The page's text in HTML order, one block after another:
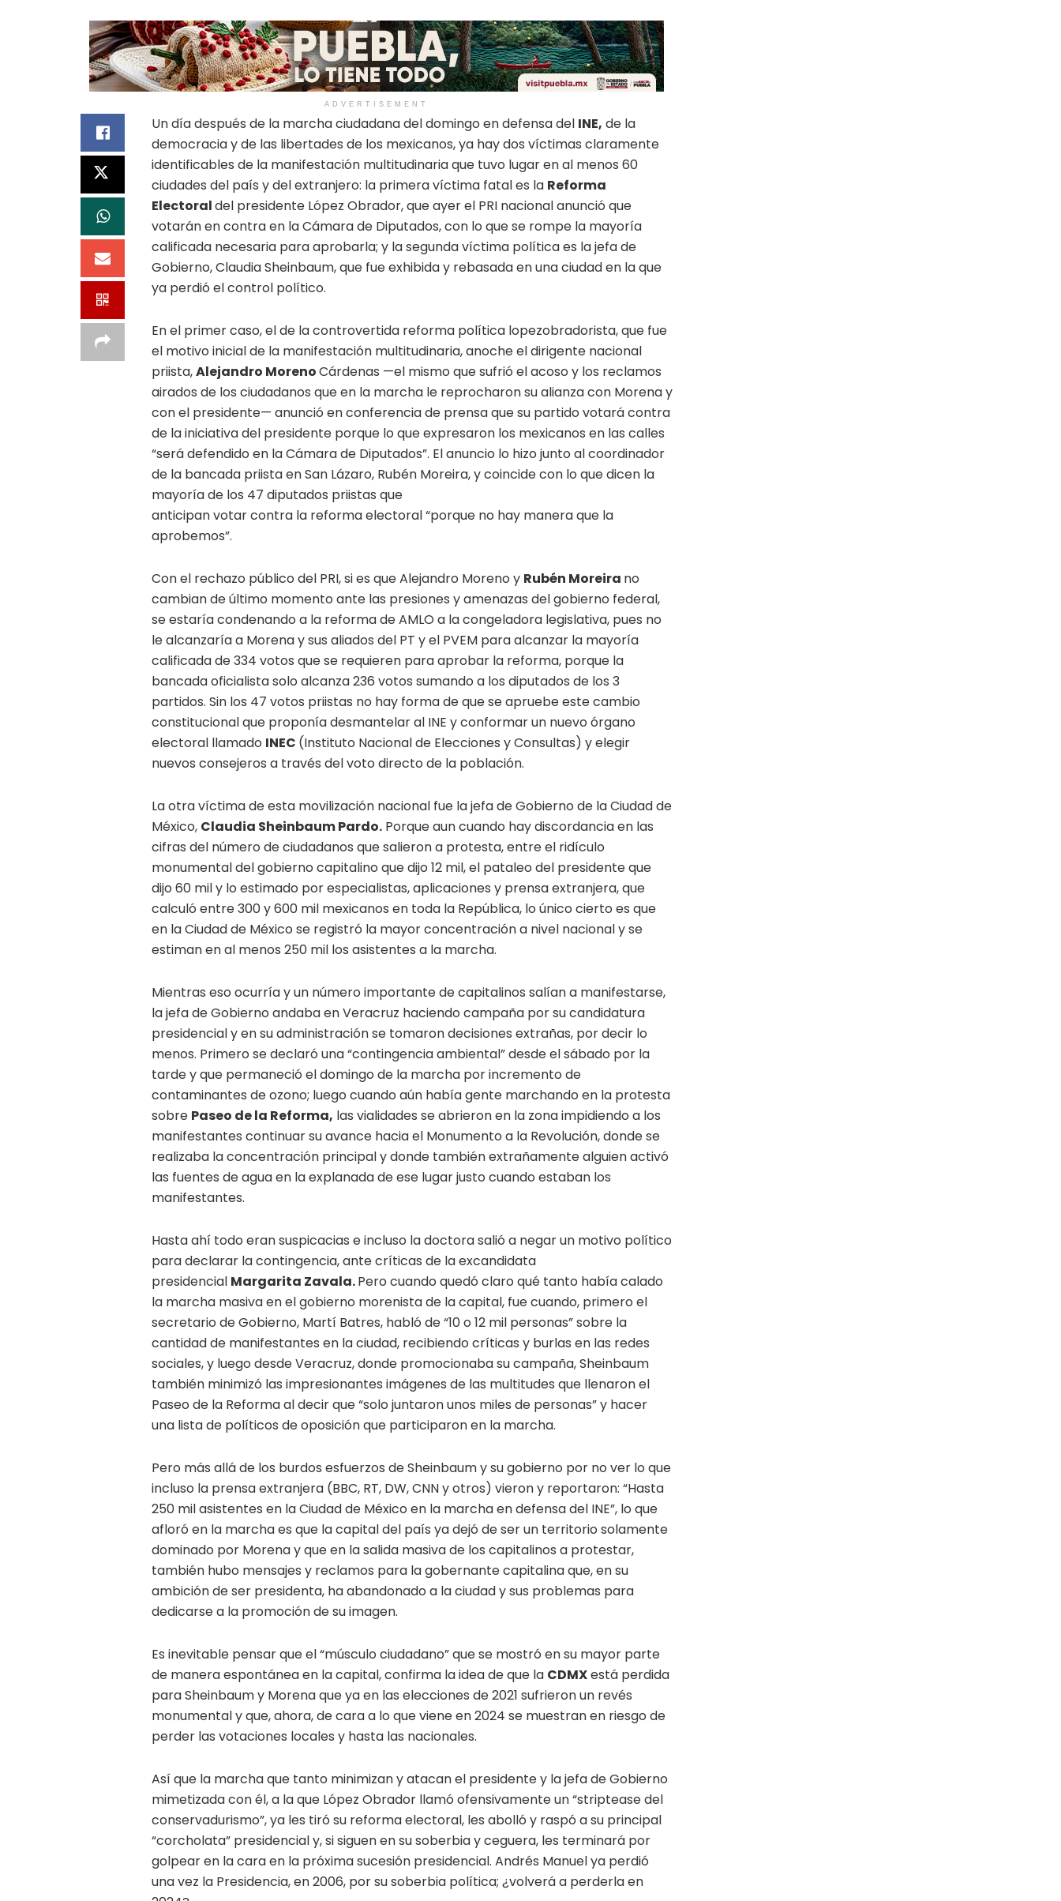
ADVERTISEMENT
Un día después de la marcha ciudadana del domingo en defensa del INE, de la
democracia y de las libertades de los mexicanos, ya hay dos víctimas claramente
identificables de la manifestación multitudinaria que tuvo lugar en al menos 60
ciudades del país y del extranjero: la primera víctima fatal es la Reforma
Electoraldel presidente López Obrador, que ayer el PRI nacional anunció que
votarán en contra en la Cámara de Diputados, con lo que se rompe la mayoría
calificada necesaria para aprobarla; y la segunda víctima política es la jefa de
Gobierno, Claudia Sheinbaum, que fue exhibida y rebasada en una ciudad en la que
ya perdió el control político.
En el primer caso, el de la controvertida reforma política lopezobradorista, que fue
el motivo inicial de la manifestación multitudinaria, anoche el dirigente nacional
priista,Alejandro MorenoCárdenas —el mismo que sufrió el acoso y los reclamos
airados de los ciudadanos que en la marcha le reprocharon su alianza con Morena y
con el presidente— anunció en conferencia de prensa que su partido votará contra
de la iniciativa del presidente porque lo que expresaron los mexicanos en las calles
“será defendido en la Cámara de Diputados”. El anuncio lo hizo junto al coordinador
de la bancada priista en San Lázaro, Rubén Moreira, y coincide con lo que dicen la
mayoría de los 47 diputados priistas que
anticipan votar contra la reforma electoral “porque no hay manera que la
aprobemos”.
Con el rechazo público del PRI, si es que Alejandro Moreno y Rubén Moreira no
cambian de último momento ante las presiones y amenazas del gobierno federal,
se estaría condenando a la reforma de AMLO a la congeladora legislativa, pues no
le alcanzaría a Morena y sus aliados del PT y el PVEM para alcanzar la mayoría
calificada de 334 votos que se requieren para aprobar la reforma, porque la
bancada oficialista solo alcanza 236 votos sumando a los diputados de los 3
partidos. Sin los 47 votos priistas no hay forma de que se apruebe este cambio
constitucional que proponía desmantelar al INE y conformar un nuevo órgano
electoral llamado INEC (Instituto Nacional de Elecciones y Consultas) y elegir
nuevos consejeros a través del voto directo de la población.
La otra víctima de esta movilización nacional fue la jefa de Gobierno de la Ciudad de
México, Claudia Sheinbaum Pardo. Porque aun cuando hay discordancia en las
cifras del número de ciudadanos que salieron a protesta, entre el ridículo
monumental del gobierno capitalino que dijo 12 mil, el pataleo del presidente que
dijo 60 mil y lo estimado por especialistas, aplicaciones y prensa extranjera, que
calculó entre 300 y 600 mil mexicanos en toda la República, lo único cierto es que
en la Ciudad de México se registró la mayor concentración a nivel nacional y se
estiman en al menos 250 mil los asistentes a la marcha.
Mientras eso ocurría y un número importante de capitalinos salían a manifestarse,
la jefa de Gobierno andaba en Veracruz haciendo campaña por su candidatura
presidencial y en su administración se tomaron decisiones extrañas, por decir lo
menos. Primero se declaró una “contingencia ambiental” desde el sábado por la
tarde y que permaneció el domingo de la marcha por incremento de
contaminantes de ozono; luego cuando aún había gente marchando en la protesta
sobre Paseo de la Reforma, las vialidades se abrieron en la zona impidiendo a los
manifestantes continuar su avance hacia el Monumento a la Revolución, donde se
realizaba la concentración principal y donde también extrañamente alguien activó
las fuentes de agua en la explanada de ese lugar justo cuando estaban los
manifestantes.
Hasta ahí todo eran suspicacias e incluso la doctora salió a negar un motivo político
para declarar la contingencia, ante críticas de la excandidata
presidencial Margarita Zavala.Pero cuando quedó claro qué tanto había calado
la marcha masiva en el gobierno morenista de la capital, fue cuando, primero el
secretario de Gobierno, Martí Batres, habló de “10 o 12 mil personas” sobre la
cantidad de manifestantes en la ciudad, recibiendo críticas y burlas en las redes
sociales, y luego desde Veracruz, donde promocionaba su campaña, Sheinbaum
también minimizó las impresionantes imágenes de las multitudes que llenaron el
Paseo de la Reforma al decir que “solo juntaron unos miles de personas” y hacer
una lista de políticos de oposición que participaron en la marcha.
Pero más allá de los burdos esfuerzos de Sheinbaum y su gobierno por no ver lo que
incluso la prensa extranjera (BBC, RT, DW, CNN y otros) vieron y reportaron: “Hasta
250 mil asistentes en la Ciudad de México en la marcha en defensa del INE”, lo que
afloró en la marcha es que la capital del país ya dejó de ser un territorio solamente
dominado por Morena y que en la salida masiva de los capitalinos a protestar,
también hubo mensajes y reclamos para la gobernante capitalina que, en su
ambición de ser presidenta, ha abandonado a la ciudad y sus problemas para
dedicarse a la promoción de su imagen.
Es inevitable pensar que el “músculo ciudadano” que se mostró en su mayor parte
de manera espontánea en la capital, confirma la idea de que la CDMXestá perdida
para Sheinbaum y Morena que ya en las elecciones de 2021 sufrieron un revés
monumental y que, ahora, de cara a lo que viene en 2024 se muestran en riesgo de
perder las votaciones locales y hasta las nacionales.
Así que la marcha que tanto minimizan y atacan el presidente y la jefa de Gobierno
mimetizada con él, a la que López Obrador llamó ofensivamente un “striptease del
conservadurismo”, ya les tiró su reforma electoral, les abolló y raspó a su principal
“corcholata” presidencial y, si siguen en su soberbia y ceguera, les terminará por
golpear en la cara en la próxima sucesión presidencial. Andrés Manuel ya perdió
una vez la Presidencia, en 2006, por su soberbia política; ¿volverá a perderla en